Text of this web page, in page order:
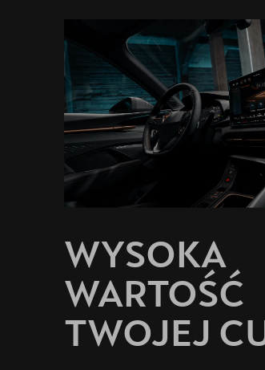
Jazda próbna CUPRĄ
Kontakt
Najem długoterminowy
WYSOKA
WARTOŚĆ
TWOJEJ